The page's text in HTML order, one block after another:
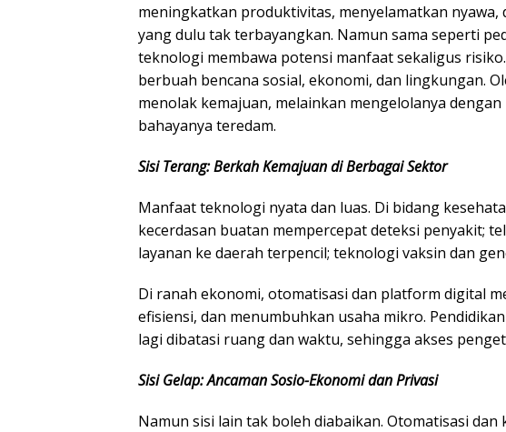
meningkatkan produktivitas, menyelamatkan
yang dulu tak terbayangkan. Namun sama seperti
teknologi membawa potensi manfaat sekaligus
berbuah bencana sosial, ekonomi, dan lingkungan.
menolak kemajuan, melainkan mengelolanya
bahayanya teredam.
Sisi Terang: Berkah Kemajuan di Berbagai Sektor
​Manfaat teknologi nyata dan luas. Di bidang
kecerdasan buatan mempercepat deteksi penyakit;
layanan ke daerah terpencil; teknologi vaksin dan
Di ranah ekonomi, otomatisasi dan platform digital
efisiensi, dan menumbuhkan usaha mikro.
lagi dibatasi ruang dan waktu, sehingga akses
Sisi Gelap: Ancaman Sosio-Ekonomi dan Privasi
​Namun sisi lain tak boleh diabaikan. Otomatisasi